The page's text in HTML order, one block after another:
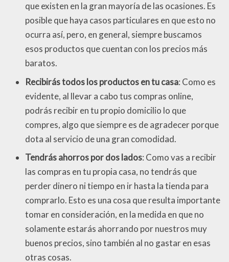
que existen en la gran mayoría de las ocasiones. Es
posible que haya casos particulares en que esto no
ocurra así, pero, en general, siempre buscamos
esos productos que cuentan con los precios más
baratos.
Recibirás todos los productos en tu casa: Como es
evidente, al llevar a cabo tus compras online,
podrás recibir en tu propio domicilio lo que
compres, algo que siempre es de agradecer porque
dota al servicio de una gran comodidad.
Tendrás ahorros por dos lados: Como vas a recibir
las compras en tu propia casa, no tendrás que
perder dinero ni tiempo en ir hasta la tienda para
comprarlo. Esto es una cosa que resulta importante
tomar en consideración, en la medida en que no
solamente estarás ahorrando por nuestros muy
buenos precios, sino también al no gastar en esas
otras cosas.